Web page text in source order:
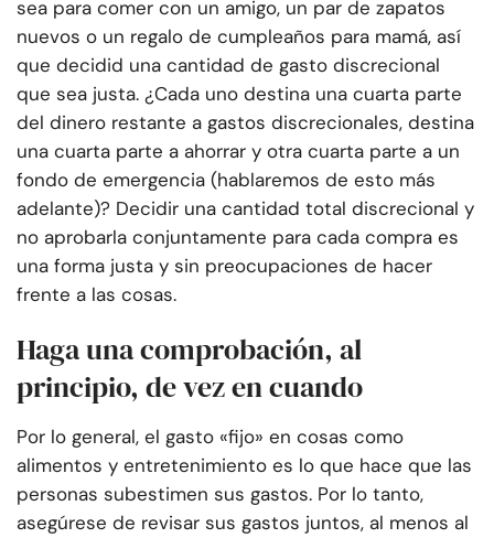
sea para comer con un amigo, un par de zapatos
nuevos o un regalo de cumpleaños para mamá, así
que decidid una cantidad de gasto discrecional
que sea justa. ¿Cada uno destina una cuarta parte
del dinero restante a gastos discrecionales, destina
una cuarta parte a ahorrar y otra cuarta parte a un
fondo de emergencia (hablaremos de esto más
adelante)? Decidir una cantidad total discrecional y
no aprobarla conjuntamente para cada compra es
una forma justa y sin preocupaciones de hacer
frente a las cosas.
Haga una comprobación, al
principio, de vez en cuando
Por lo general, el gasto «fijo» en cosas como
alimentos y entretenimiento es lo que hace que las
personas subestimen sus gastos. Por lo tanto,
asegúrese de revisar sus gastos juntos, al menos al